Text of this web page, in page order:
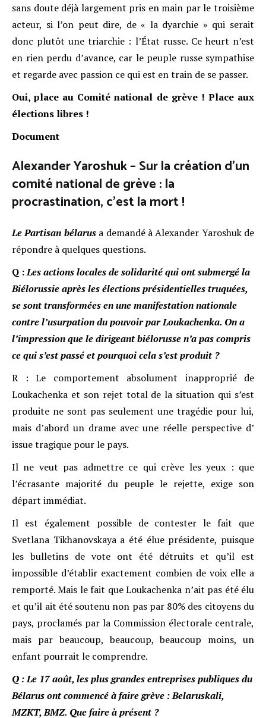
sans doute déjà largement pris en main par le troisième
acteur, si l’on peut dire, de « la dyarchie » qui serait
donc plutôt une triarchie : l’État russe. Ce heurt n’est
en rien perdu d’avance, car le peuple russe sympathise
et regarde avec passion ce qui est en train de se passer.
Oui, place au Comité national de grève ! Place aux
élections libres !
Document
Alexander Yaroshuk – Sur la création d’un
comité national de grève : la
procrastination, c’est la mort !
LePartisan bélarusa demandé à Alexander Yaroshuk de
répondre à quelques questions.
Q :Les actions locales de solidarité qui ontsubmergéla
Biélorussie après les élections présidentielles truquées,
se sont transformées en une manifestation nationale
contre l’usurpation du pouvoir par Loukachenka. On a
l’impression que le dirigeant biélorusse n’a pas compris
ce qui s’est passé et pourquoi cela s’est produit ?
R : Le comportement absolument inapproprié de
Loukachenka et son rejet total de la situation qui s’est
produite ne sont pas seulement une tragédie pour lui,
mais d’abord un drame avec une réelle perspective d’
issue tragique pour le pays.
Il ne veut pas admettre ce qui crève les yeux : que
l’écrasante majorité du peuple le rejette, exige son
départ immédiat.
Il est également possible de contester le fait que
Svetlana Tikhanovskaya a été élue présidente, puisque
les bulletins de vote ont été détruits et qu’il est
impossible d’établir exactement combien de voix elle a
remporté. Mais le fait que Loukachenka n’ait pas été élu
et qu’il ait été soutenu non pas par 80% des citoyens du
pays, proclamés par la Commission électorale centrale,
mais par beaucoup, beaucoup, beaucoup moins, un
enfant pourrait le comprendre.
Q :Le 17 août, les plus grandes entreprises publiques du
Bélarus ont commencé à faire grève : Belaruskali,
MZKT, BMZ. Que faire à présent ?